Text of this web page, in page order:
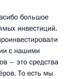
большое
инвестиций.
с нашими
– это средства
То есть мы